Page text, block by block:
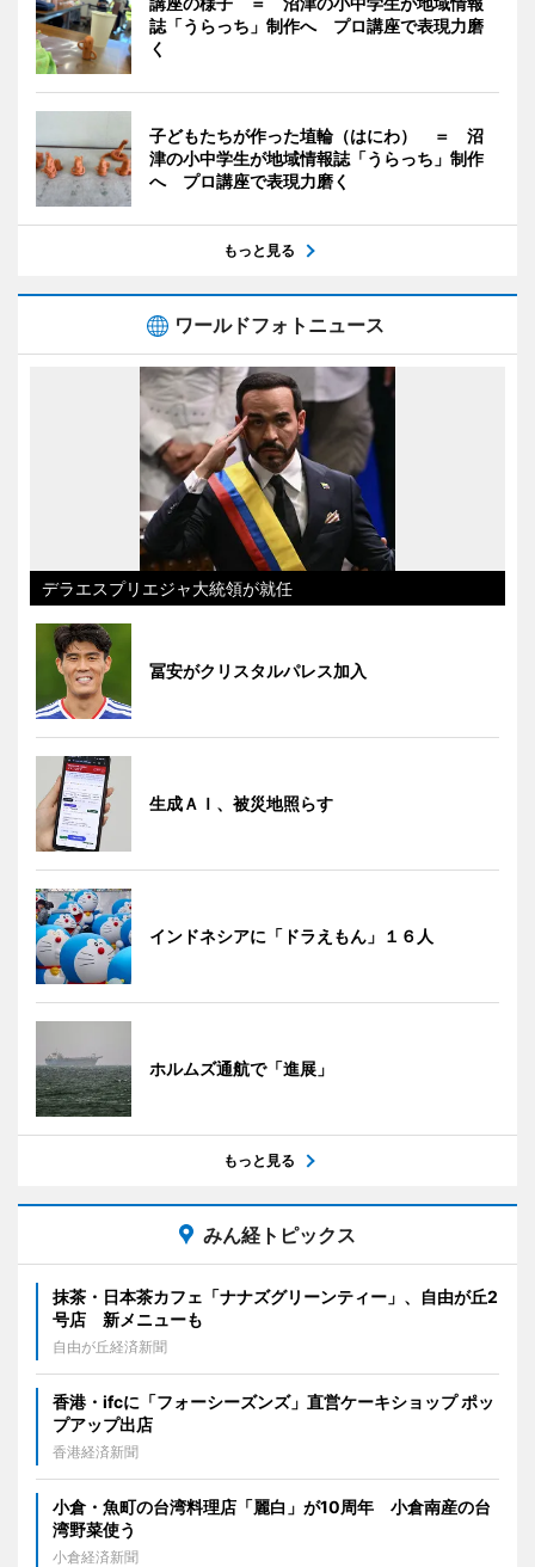
誌「うらっち」制作へ プロ講座で表現力磨
く
子どもたちが作った埴輪（はにわ） ＝ 沼
津の小中学生が地域情報誌「うらっち」制作
へ プロ講座で表現力磨く
もっと見る
ワールドフォトニュース
デラエスプリエジャ大統領が就任
冨安がクリスタルパレス加入
生成ＡＩ、被災地照らす
インドネシアに「ドラえもん」１６人
ホルムズ通航で「進展」
もっと見る
みん経トピックス
抹茶・日本茶カフェ「ナナズグリーンティー」、自由が丘2
号店 新メニューも
自由が丘経済新聞
香港・ifcに「フォーシーズンズ」直営ケーキショップ ポッ
プアップ出店
香港経済新聞
小倉・魚町の台湾料理店「麗白」が10周年 小倉南産の台
湾野菜使う
小倉経済新聞